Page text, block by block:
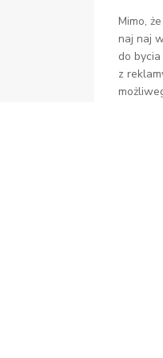
Mimo,
naj naj
do
z